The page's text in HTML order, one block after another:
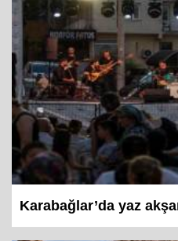
Karabağlar’da yaz